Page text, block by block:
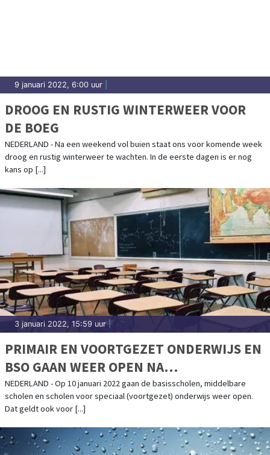
9 januari 2022, 6:00 uur
DROOG EN RUSTIG WINTERWEER VOOR
DE BOEG
NEDERLAND - Na een weekend vol buien staat ons voor komende week
droog en rustig winterweer te wachten. In de eerste dagen is er nog
kans op [...]
3 januari 2022, 15:59 uur
PRIMAIR EN VOORTGEZET ONDERWIJS EN
BSO GAAN WEER OPEN NA
KERSTVAKANTIE
NEDERLAND - Op 10 januari 2022 gaan de basisscholen, middelbare
scholen en scholen voor speciaal (voortgezet) onderwijs weer open.
Dat geldt ook voor [...]